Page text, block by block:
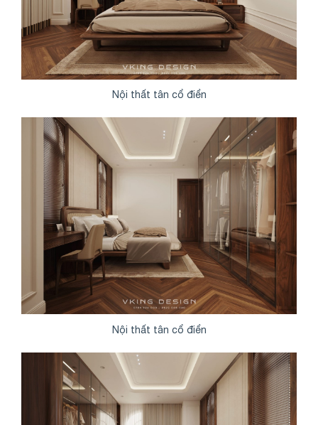
Nội thất tân cổ điển
Nội thất tân cổ điển